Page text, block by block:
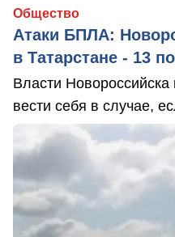
Общество
Атаки БПЛА:
в Татарстане - 13
Власти
вести себя в случае,